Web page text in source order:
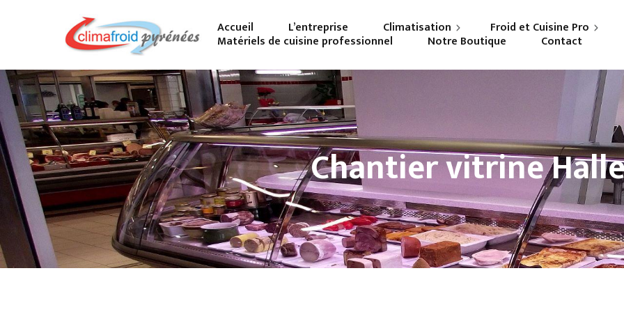
Accueil L’entreprise Climatisation
Particuliers
Professionnels
Froid et Cuisine Pro
Frigoriste professionnel
Matériels de cuisine professionnel Notre Boutique Contact
Chantier vitrine